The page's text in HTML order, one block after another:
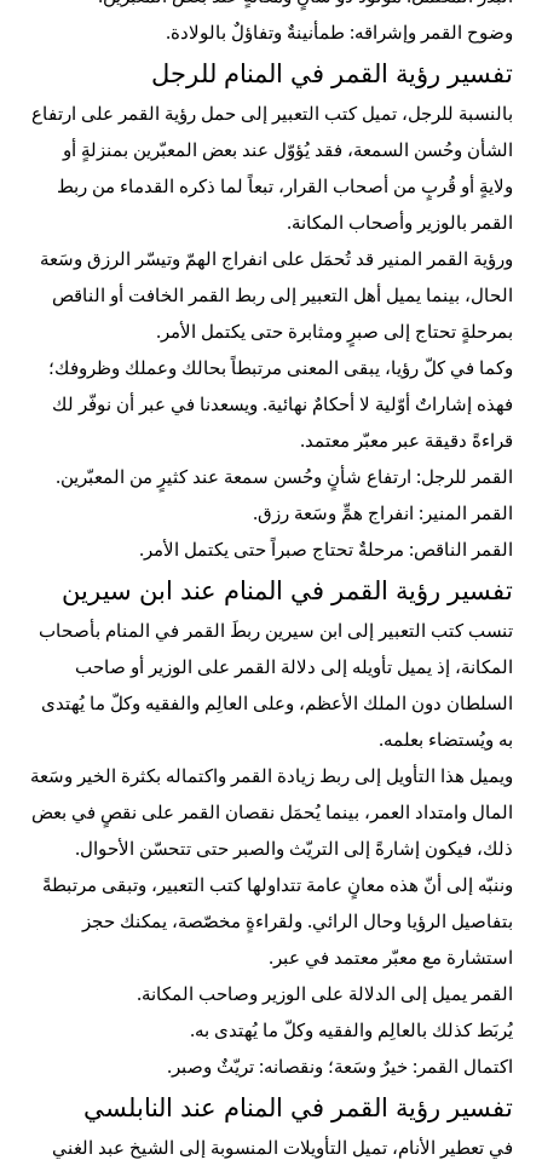
وضوح القمر وإشراقه: طمأنينةٌ وتفاؤلٌ بالولادة.
تفسير رؤية القمر في المنام للرجل
بالنسبة للرجل، تميل كتب التعبير إلى حمل رؤية القمر على ارتفاع
الشأن وحُسن السمعة، فقد يُؤوّل عند بعض المعبّرين بمنزلةٍ أو
ولايةٍ أو قُربٍ من أصحاب القرار، تبعاً لما ذكره القدماء من ربط
القمر بالوزير وأصحاب المكانة.
ورؤية القمر المنير قد تُحمَل على انفراج الهمّ وتيسّر الرزق وسَعة
الحال، بينما يميل أهل التعبير إلى ربط القمر الخافت أو الناقص
بمرحلةٍ تحتاج إلى صبرٍ ومثابرة حتى يكتمل الأمر.
وكما في كلّ رؤيا، يبقى المعنى مرتبطاً بحالك وعملك وظروفك؛
فهذه إشاراتٌ أوّلية لا أحكامٌ نهائية. ويسعدنا في عبر أن نوفّر لك
قراءةً دقيقة عبر معبّر معتمد.
القمر للرجل: ارتفاع شأنٍ وحُسن سمعة عند كثيرٍ من المعبّرين.
القمر المنير: انفراج همٍّ وسَعة رزق.
القمر الناقص: مرحلةٌ تحتاج صبراً حتى يكتمل الأمر.
تفسير رؤية القمر في المنام عند ابن سيرين
تنسب كتب التعبير إلى ابن سيرين ربطَ القمر في المنام بأصحاب
المكانة، إذ يميل تأويله إلى دلالة القمر على الوزير أو صاحب
السلطان دون
الملك الأعظم، وعلى العالِم والفقيه وكلّ ما يُهتدى
به ويُستضاء بعلمه.
ويميل هذا التأويل إلى ربط زيادة القمر واكتماله بكثرة الخير وسَعة
المال وامتداد العمر، بينما يُحمَل نقصان القمر على نقصٍ في بعض
ذلك، فيكون إشارةً إلى التريّث والصبر حتى تتحسّن الأحوال.
وننبّه إلى أنّ هذه معانٍ عامة تتداولها كتب التعبير، وتبقى مرتبطةً
بتفاصيل الرؤيا وحال الرائي. ولقراءةٍ مخصّصة، يمكنك حجز
استشارة مع معبّر معتمد في عبر.
القمر يميل إلى الدلالة على الوزير وصاحب المكانة.
يُربَط كذلك بالعالِم والفقيه وكلّ ما يُهتدى به.
اكتمال القمر: خيرٌ وسَعة؛ ونقصانه: تريّثٌ وصبر.
تفسير رؤية القمر في المنام عند النابلسي
في تعطير الأنام، تميل التأويلات المنسوبة إلى الشيخ عبد الغني